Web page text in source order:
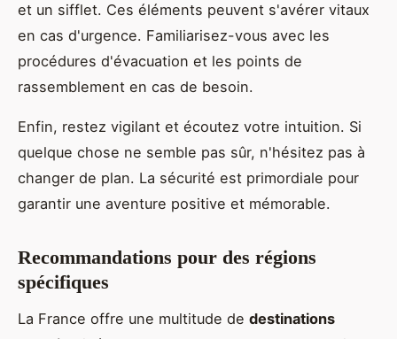
et un sifflet. Ces éléments peuvent s'avérer vitaux
en cas d'urgence. Familiarisez-vous avec les
procédures d'évacuation et les points de
rassemblement en cas de besoin.
Enfin, restez vigilant et écoutez votre intuition. Si
quelque chose ne semble pas sûr, n'hésitez pas à
changer de plan. La sécurité est primordiale pour
garantir une aventure positive et mémorable.
Recommandations pour des régions
spécifiques
La France offre une multitude de destinations